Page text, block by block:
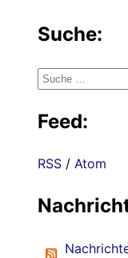
Suche:
Suche
Feed:
RSS / Atom